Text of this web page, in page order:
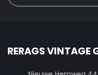
RERAGS VINTAGE